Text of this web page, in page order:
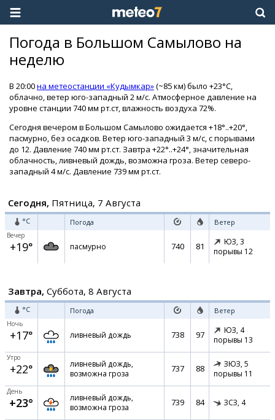
Погода в Большом Самылово на
неделю
В 20:00на метеостанции «Кудымкар»(~85 км) было +23°C,
облачно, ветер юго-западный 2 м/с. Атмосферное давление на
уровне станции 740 мм рт.ст, влажность воздуха 72%.
Сегодня вечером в Большом Самылово ожидается +18°..+20°,
пасмурно, без осадков. Ветер юго-западный 3 м/с, с порывами
до 12. Давление 740 мм рт.ст. Завтра +22°..+24°, значительная
облачность, ливневый дождь, возможна гроза. Ветер северо-
западный 4 м/с. Давление 739 мм рт.ст.
Сегодня, Пятница, 7 Августа
°C Погода Ветер
Вечер
+19° пасмурно 740 81 ЮЗ, 3
порывы 12
Завтра, Суббота, 8 Августа
°C Погода Ветер
Ночь
+17° ливневый дождь 738 97 ЮЗ, 4
порывы 13
Утро
+22°
ливневый дождь,
возможна гроза
737 88 ЗЮЗ, 5
порывы 11
День
+23°
ливневый дождь,
возможна гроза
739 84 ЗСЗ, 4